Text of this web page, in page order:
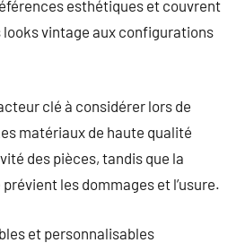
esthétiques et couvrent
looks vintage aux configurations
clé à considérer lors de
matériaux de haute qualité
des pièces, tandis que la
les dommages et l’usure.
et personnalisables